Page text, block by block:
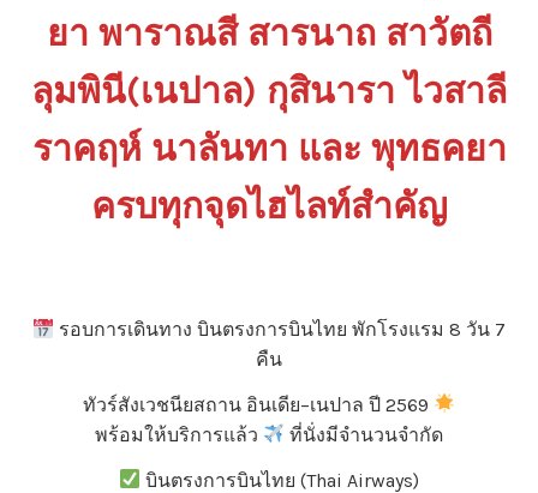
ยา พาราณสี สารนาถ สาวัตถี
ลุมพินี(เนปาล) กุสินารา ไวสาลี
ราคฤห์ นาลันทา และ พุทธคยา
ครบทุกจุดไฮไลท์สำคัญ
รอบการเดินทาง บินตรงการบินไทย พักโรงแรม 8 วัน 7
คืน
ทัวร์สังเวชนียสถาน อินเดีย–เนปาล ปี 2569
พร้อมให้บริการแล้ว
ที่นั่งมีจำนวนจำกัด
บินตรงการบินไทย (Thai Airways)